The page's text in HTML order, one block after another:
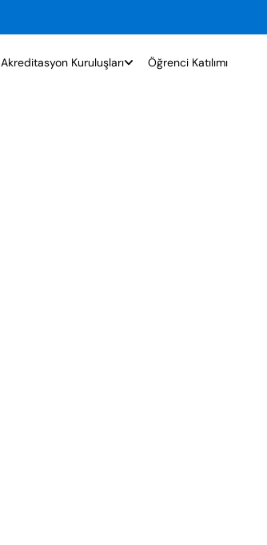
Akreditasyon Kuruluşları Öğrenci Katılımı